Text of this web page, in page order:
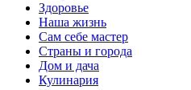
Здоровье
Наша жизнь
Сам себе мастер
Страны и города
Дом и дача
Кулинария